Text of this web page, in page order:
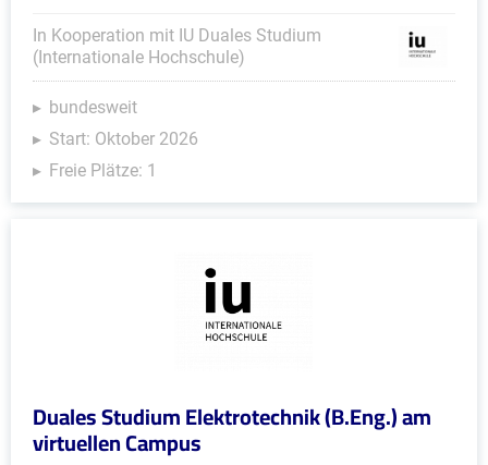
In Kooperation mit IU Duales Studium
(Internationale Hochschule)
bundesweit
Start: Oktober 2026
Freie Plätze: 1
Duales Studium Elektrotechnik (B.Eng.) am
virtuellen Campus